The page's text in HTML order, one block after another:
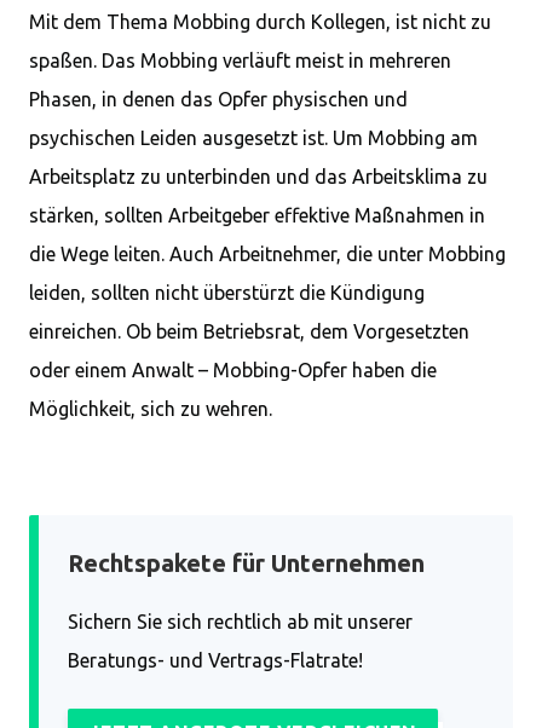
Mit dem Thema Mobbing durch Kollegen, ist nicht zu
spaßen. Das Mobbing verläuft meist in mehreren
Phasen, in denen das Opfer physischen und
psychischen Leiden ausgesetzt ist. Um Mobbing am
Arbeitsplatz zu unterbinden und das Arbeitsklima zu
stärken, sollten Arbeitgeber effektive Maßnahmen in
die Wege leiten. Auch Arbeitnehmer, die unter Mobbing
leiden, sollten nicht überstürzt die Kündigung
einreichen. Ob beim Betriebsrat, dem Vorgesetzten
oder einem Anwalt – Mobbing-Opfer haben die
Möglichkeit, sich zu wehren.
Rechtspakete für Unternehmen
Sichern Sie sich rechtlich ab mit unserer
Beratungs- und Vertrags-Flatrate!